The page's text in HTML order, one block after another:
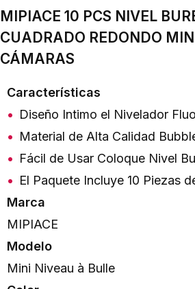
MIPIACE 10 PCS NIVEL
CUADRADO REDONDO
CÁMARAS
Características
Diseño Intimo el Nivelador
Material de Alta Calidad
Fácil de Usar Coloque Nivel
El Paquete Incluye 10 Piezas
Marca
MIPIACE
Modelo
Mini Niveau à Bulle